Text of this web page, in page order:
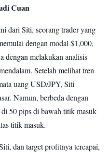
Cuan
dari Siti, seorang trader yang
dengan modal $1,000,
dengan melakukan analisis
Setelah melihat tren
uang USD/JPY, Siti
Namun, berbeda dengan
50 pips di bawah titik masuk
titik masuk.
dan target profitnya tercapai,